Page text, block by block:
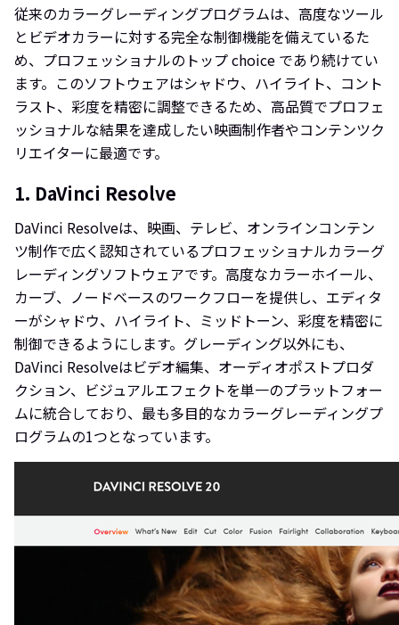
従来のカラーグレーディングプログラムは、高度なツール
とビデオカラーに対する完全な制御機能を備えているた
め、プロフェッショナルのトップ choice であり続けてい
ます。このソフトウェアはシャドウ、ハイライト、コント
ラスト、彩度を精密に調整できるため、高品質でプロフェ
ッショナルな結果を達成したい映画制作者やコンテンツク
リエイターに最適です。
1. DaVinci Resolve
DaVinci Resolveは、映画、テレビ、オンラインコンテン
ツ制作で広く認知されているプロフェッショナルカラーグ
レーディングソフトウェアです。高度なカラーホイール、
カーブ、ノードベースのワークフローを提供し、エディタ
ーがシャドウ、ハイライト、ミッドトーン、彩度を精密に
制御できるようにします。グレーディング以外にも、
DaVinci Resolveはビデオ編集、オーディオポストプロダ
クション、ビジュアルエフェクトを単一のプラットフォー
ムに統合しており、最も多目的なカラーグレーディングプ
ログラムの1つとなっています。